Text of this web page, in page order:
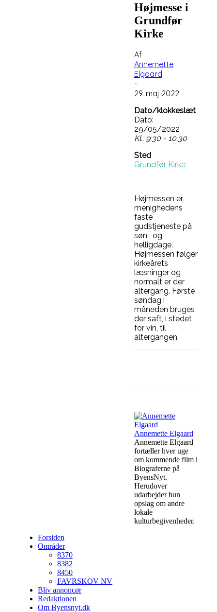
Højmesse i
Grundfør
Kirke
Af
Annemette
Elgaard
-
29. maj 2022
Dato/klokkeslæt
Dato:
29/05/2022
Kl.: 9:30 - 10:30
Sted
Grundfør Kirke
Højmessen er
menighedens
faste
gudstjeneste på
søn- og
helligdage.
Højmessen følger
kirkeårets
læsninger og
normalt er der
altergang. Første
søndag i
måneden bruges
der saft, i stedet
for vin, til
altergangen.
Annemette Elgaard
Annemette Elgaard
fortæller hver uge
om kommende film i
Biograferne på
ByensNyt.
Herudover
udarbejder hun
opslag om andre
lokale
kulturbegivenheder.
Forsiden
Områder
8370
8382
8450
FAVRSKOV NV
Bliv annoncør
Redaktionen
Om Byensnyt.dk